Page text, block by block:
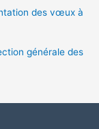
des vœux à
générale des